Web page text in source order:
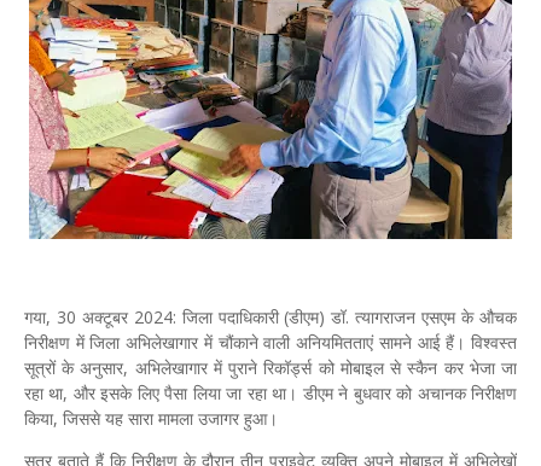
गया, 30 अक्टूबर 2024: जिला पदाधिकारी (डीएम) डॉ. त्यागराजन एसएम के औचक
निरीक्षण में जिला अभिलेखागार में चौंकाने वाली अनियमितताएं सामने आई हैं। विश्वस्त
सूत्रों के अनुसार, अभिलेखागार में पुराने रिकॉर्ड्स को मोबाइल से स्कैन कर भेजा जा
रहा था, और इसके लिए पैसा लिया जा रहा था। डीएम ने बुधवार को अचानक निरीक्षण
किया, जिससे यह सारा मामला उजागर हुआ।
सूत्र बताते हैं कि निरीक्षण के दौरान तीन प्राइवेट व्यक्ति अपने मोबाइल में अभिलेखों